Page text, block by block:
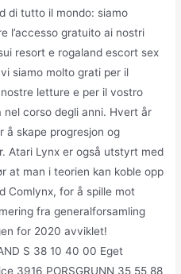
di tutto il mondo: siamo
l’accesso gratuito ai nostri
resort e rogaland escort sex
siamo molto grati per il
letture e per il vostro
corso degli anni. Hvert år
å skape progresjon og
Atari Lynx er også utstyrt med
at man i teorien kan koble opp
Comlynx, for å spille mot
fra generalforsamling
for 2020 avviklet!
S 38 10 40 00 Eget
3916 PORSGRUNN 35 55 88